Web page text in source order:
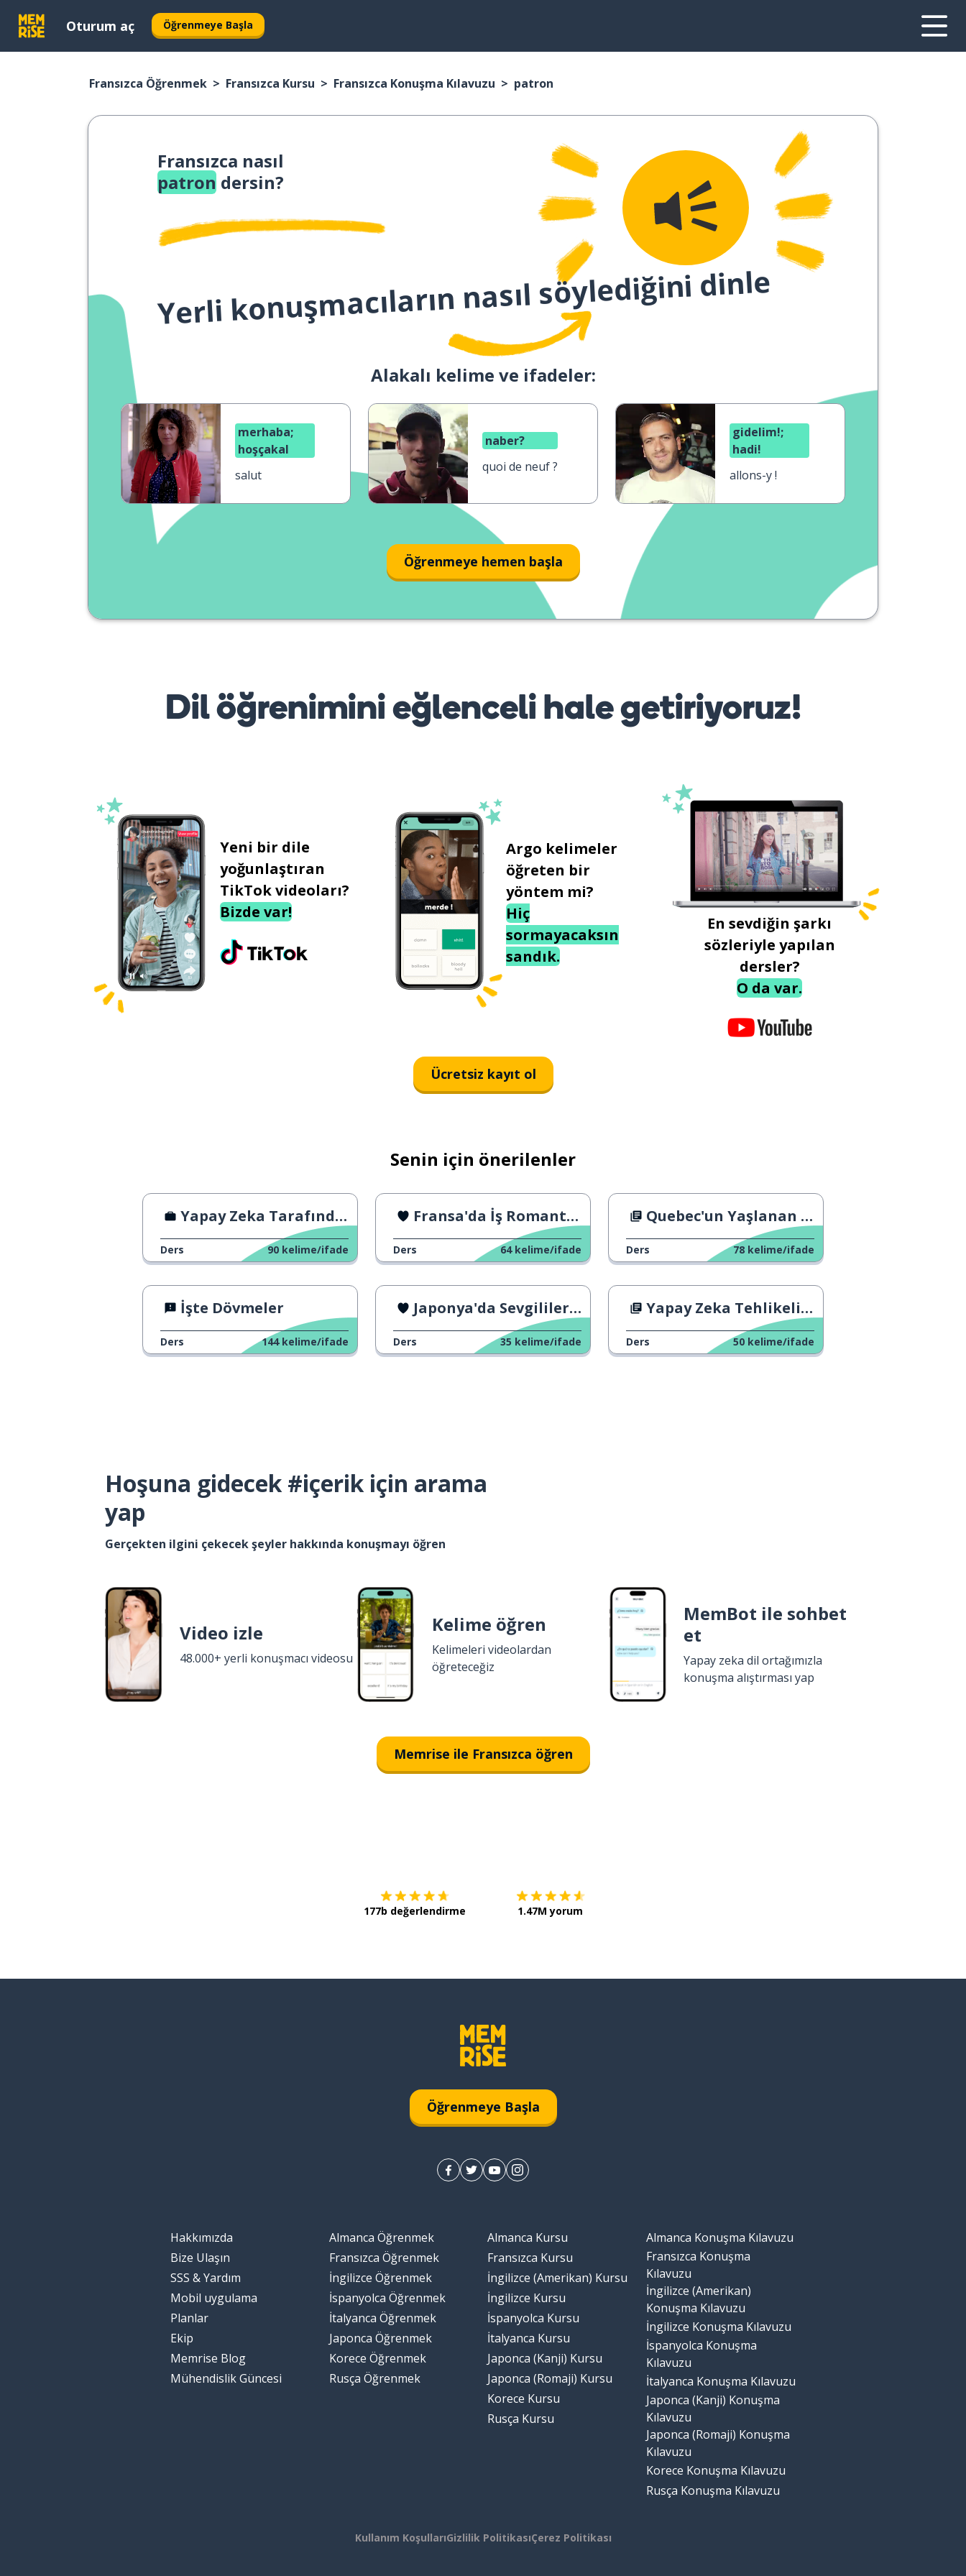
Oturum aç Öğrenmeye Başla
Fransızca Öğrenmek Fransızca Kursu Fransızca Konuşma Kılavuzu patron
Fransızca nasıl
patron dersin?
Yerli konuşmacıların nasıl söylediğini dinle
Alakalı kelime ve ifadeler:
merhaba;
hoşçakal
salut
naber?
quoi de neuf ?
gidelim!;
hadi!
allons-y !
Öğrenmeye hemen başla
Dil öğrenimini eğlenceli hale getiriyoruz!
Yeni bir dile
yoğunlaştıran
TikTok videoları?
Bizde var!
Argo kelimeler
öğreten bir
yöntem mi?
Hiç
sormayacaksın
sandık.
En sevdiğin şarkı
sözleriyle yapılan
dersler?
O da var.
Ücretsiz kayıt ol
Senin için önerilenler
Yapay Zeka Tarafından Değiştirilemeyen İşler
Ders 90 kelime/ifade
Fransa'da İş Romantizmi
Ders 64 kelime/ifade
Quebec'un Yaşlanan Nüfusu
Ders 78 kelime/ifade
İşte Dövmeler
Ders 144 kelime/ifade
Japonya'da Sevgililer Günü İş Arkadaşları Arasında
Ders 35 kelime/ifade
Yapay Zeka Tehlikeli mi?
Ders 50 kelime/ifade
Hoşuna gidecek #içerik için arama
yap
Gerçekten ilgini çekecek şeyler hakkında konuşmayı öğren
Video izle
48.000+ yerli konuşmacı videosu
Kelime öğren
Kelimeleri videolardan
öğreteceğiz
MemBot ile sohbet
et
Yapay zeka dil ortağımızla
konuşma alıştırması yap
Memrise ile Fransızca öğren
177b değerlendirme 1.47M yorum
Öğrenmeye Başla
Hakkımızda
Bize Ulaşın
SSS & Yardım
Mobil uygulama
Planlar
Ekip
Memrise Blog
Mühendislik Güncesi
Almanca Öğrenmek
Fransızca Öğrenmek
İngilizce Öğrenmek
İspanyolca Öğrenmek
İtalyanca Öğrenmek
Japonca Öğrenmek
Korece Öğrenmek
Rusça Öğrenmek
Almanca Kursu
Fransızca Kursu
İngilizce (Amerikan) Kursu
İngilizce Kursu
İspanyolca Kursu
İtalyanca Kursu
Japonca (Kanji) Kursu
Japonca (Romaji) Kursu
Korece Kursu
Rusça Kursu
Almanca Konuşma Kılavuzu
Fransızca Konuşma
Kılavuzu
İngilizce (Amerikan)
Konuşma Kılavuzu
İngilizce Konuşma Kılavuzu
İspanyolca Konuşma
Kılavuzu
İtalyanca Konuşma Kılavuzu
Japonca (Kanji) Konuşma
Kılavuzu
Japonca (Romaji) Konuşma
Kılavuzu
Korece Konuşma Kılavuzu
Rusça Konuşma Kılavuzu
Kullanım KoşullarıGizlilik PolitikasıÇerez Politikası